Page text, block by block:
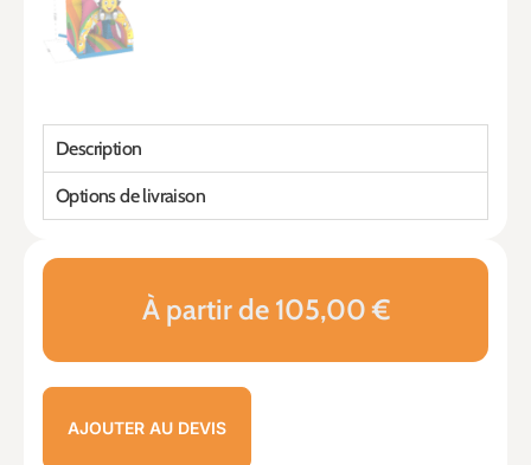
À partir de 105,00 €
AJOUTER AU DEVIS
Description
Options de livraison